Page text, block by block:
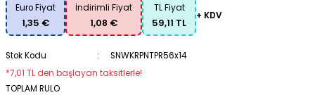
Euro Fiyat
1,35 €
İndirimli Fiyat
1,08 €
TL Fiyat
59,11 TL
+ KDV
Stok Kodu
SNWKRPNTPR56x14
*7,01 TL den başlayan taksitlerle!
TOPLAM RULO